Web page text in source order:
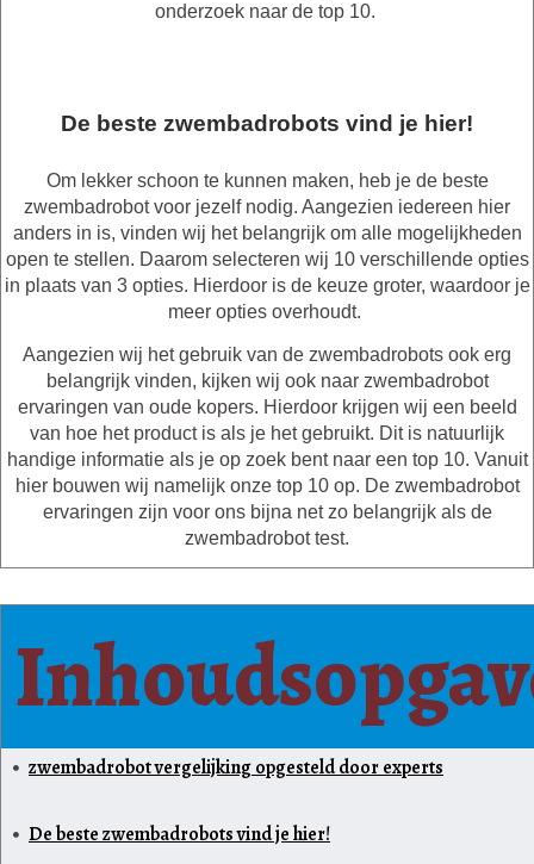
onderzoek naar de top 10.
De beste zwembadrobots vind je hier!
Om lekker schoon te kunnen maken, heb je de beste
zwembadrobot voor jezelf nodig. Aangezien iedereen hier
anders in is, vinden wij het belangrijk om alle mogelijkheden
open te stellen. Daarom selecteren wij 10 verschillende opties
in plaats van 3 opties. Hierdoor is de keuze groter, waardoor je
meer opties overhoudt.
Aangezien wij het gebruik van de zwembadrobots ook erg
belangrijk vinden, kijken wij ook naar zwembadrobot
ervaringen van oude kopers. Hierdoor krijgen wij een beeld
van hoe het product is als je het gebruikt. Dit is natuurlijk
handige informatie als je op zoek bent naar een top 10. Vanuit
hier bouwen wij namelijk onze top 10 op. De zwembadrobot
ervaringen zijn voor ons bijna net zo belangrijk als de
zwembadrobot test.
zwembadrobot vergelijking opgesteld door experts
De beste zwembadrobots vind je hier!